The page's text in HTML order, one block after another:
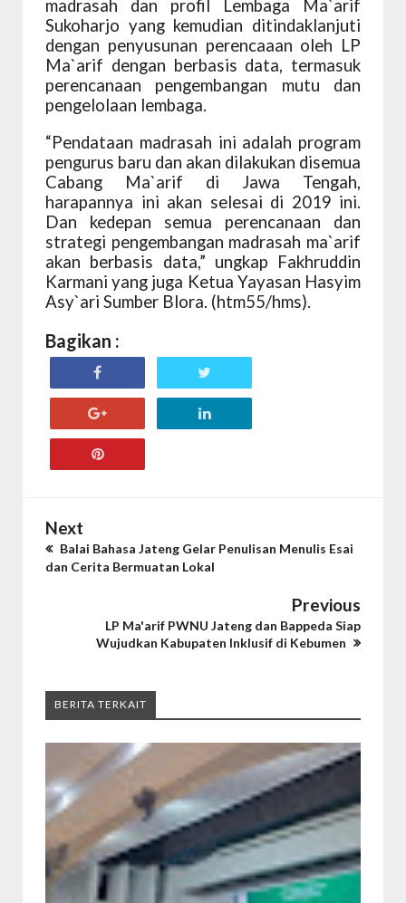
madrasah dan profil Lembaga Ma`arif
Sukoharjo yang kemudian ditindaklanjuti
dengan penyusunan perencaaan oleh LP
Ma`arif dengan berbasis data, termasuk
perencanaan pengembangan mutu dan
pengelolaan lembaga.
“Pendataan madrasah ini adalah program
pengurus baru dan akan dilakukan disemua
Cabang Ma`arif di Jawa Tengah,
harapannya ini akan selesai di 2019 ini.
Dan kedepan semua perencanaan dan
strategi pengembangan madrasah ma`arif
akan berbasis data,” ungkap Fakhruddin
Karmani yang juga Ketua Yayasan Hasyim
Asy`ari Sumber Blora. (htm55/hms).
Bagikan :
Next
Balai Bahasa Jateng Gelar Penulisan Menulis Esai
dan Cerita Bermuatan Lokal
Previous
LP Ma'arif PWNU Jateng dan Bappeda Siap
Wujudkan Kabupaten Inklusif di Kebumen
BERITA TERKAIT